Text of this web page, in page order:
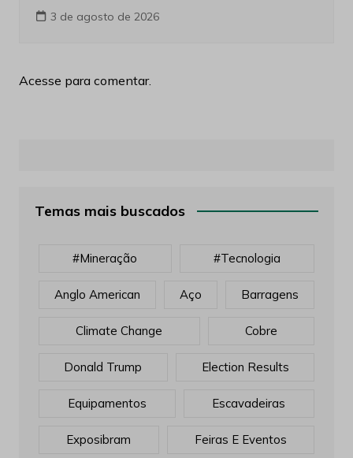
3 de agosto de 2026
Acesse para comentar.
Temas mais buscados
#mineração #tecnologia
Anglo American Aço Barragens
Climate Change Cobre
Donald Trump Election Results
Equipamentos Escavadeiras
Exposibram Feiras E Eventos